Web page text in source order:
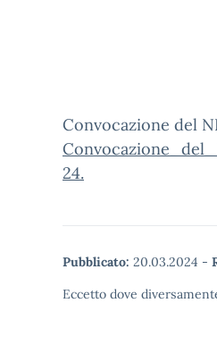
Convocazione del
24.
Pubblicato: 20.03.2024 -
Eccetto dove